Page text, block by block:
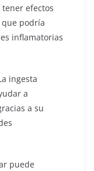
efectos
podría
inflamatorias
ingesta
a
a su
puede